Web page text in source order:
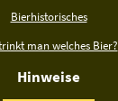
Bierhistorisches
man welches Bier?
Hinweise